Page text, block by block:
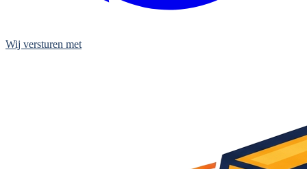
Wij versturen met